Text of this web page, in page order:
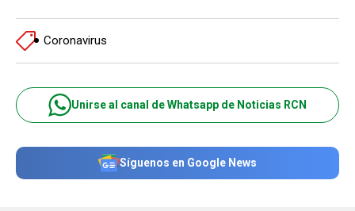
Coronavirus
Unirse al canal de Whatsapp de Noticias RCN
Síguenos en Google News